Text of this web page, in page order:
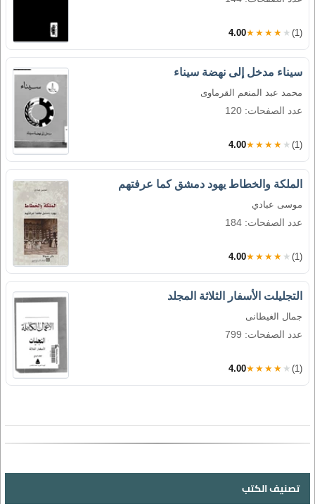
4.00★★★★★ (1)
سيناء مدخل إلى نهضة سيناء
محمد عبد المنعم القرماوى
عدد الصفحات: 120
4.00★★★★★ (1)
الملكة والخطاط يهود دمشق كما عرفتهم
موسى عبادي
عدد الصفحات: 184
4.00★★★★★ (1)
التجليلت الأسفار الثلاثة المجلد
جمال الغيطانى
عدد الصفحات: 799
4.00★★★★★ (1)
تصنيف الكتب